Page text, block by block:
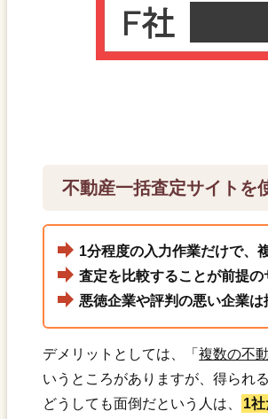
不動産一括査定サイトを
1分程度の入力作業だけで、
査定を比較することが前提
悪徳企業や評判の悪い企業
デメリットとしては、「複数の不
いうところがありますが、得られ
どうしても面倒だという人は、
1